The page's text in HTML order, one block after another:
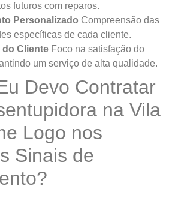
futuros com reparos.
Personalizado Compreensão das
específicas de cada cliente.
Cliente Foco na satisfação do
um serviço de alta qualidade.
Devo Contratar
na Vila
Logo nos
Sinais de